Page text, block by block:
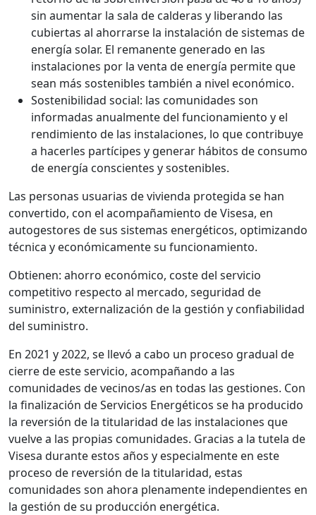
sin aumentar la sala de calderas y liberando las
cubiertas al ahorrarse la instalación de sistemas de
energía solar. El remanente generado en las
instalaciones por la venta de energía permite que
sean más sostenibles también a nivel económico.
Sostenibilidad social: las comunidades son
informadas anualmente del funcionamiento y el
rendimiento de las instalaciones, lo que contribuye
a hacerles partícipes y generar hábitos de consumo
de energía conscientes y sostenibles.
Las personas usuarias de vivienda protegida se han
convertido, con el acompañamiento de Visesa, en
autogestores de sus sistemas energéticos, optimizando
técnica y económicamente su funcionamiento.
Obtienen: ahorro económico, coste del servicio
competitivo respecto al mercado, seguridad de
suministro, externalización de la gestión y confiabilidad
del suministro.
En 2021 y 2022, se llevó a cabo un proceso gradual de
cierre de este servicio, acompañando a las
comunidades de vecinos/as en todas las gestiones. Con
la finalización de Servicios Energéticos se ha producido
la reversión de la titularidad de las instalaciones que
vuelve a las propias comunidades. Gracias a la tutela de
Visesa durante estos años y especialmente en este
proceso de reversión de la titularidad, estas
comunidades son ahora plenamente independientes en
la gestión de su producción energética.